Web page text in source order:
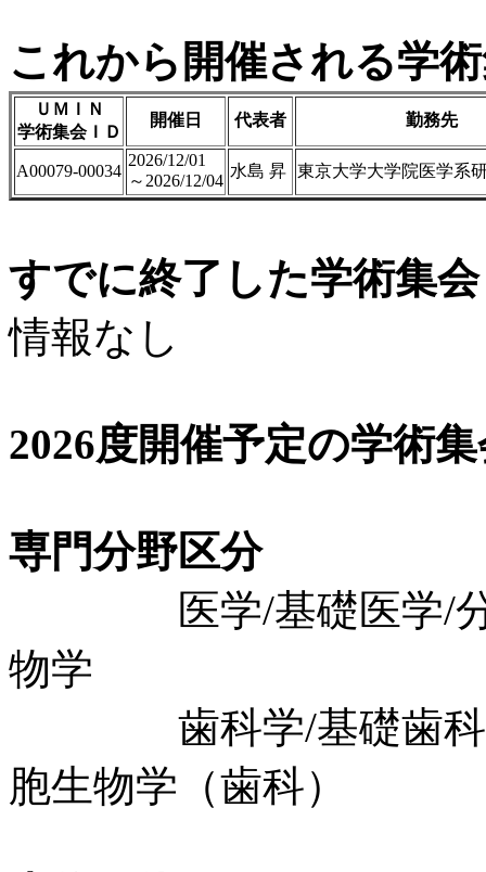
これから開催される学
ＵＭＩＮ
学術集会ＩＤ
開催日 代表者 勤務先
A00079-00034
2026/12/01
～2026/12/04
水島 昇 東京大学大学院医学系
すでに終了した学術集
情報なし
2026度開催予定の学術
専門分野区分
医学/基礎医学/分子
物学
歯科学/基礎歯科学/
胞生物学（歯科）